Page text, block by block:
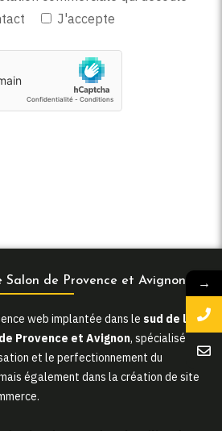
J'accepte
Salon de Provence et Avignon
web implantée dans le sud de la
Provence et Avignon, spécialisée
et le perfectionnement du
également dans la création de site
→